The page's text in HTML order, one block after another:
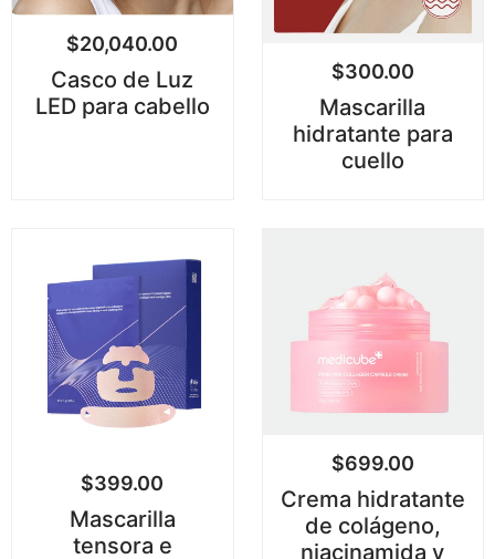
$20,040.00
Casco de Luz
LED para cabello
$300.00
Mascarilla
hidratante para
cuello
$399.00
Mascarilla
tensora e
$699.00
Crema hidratante
de colágeno,
niacinamida y